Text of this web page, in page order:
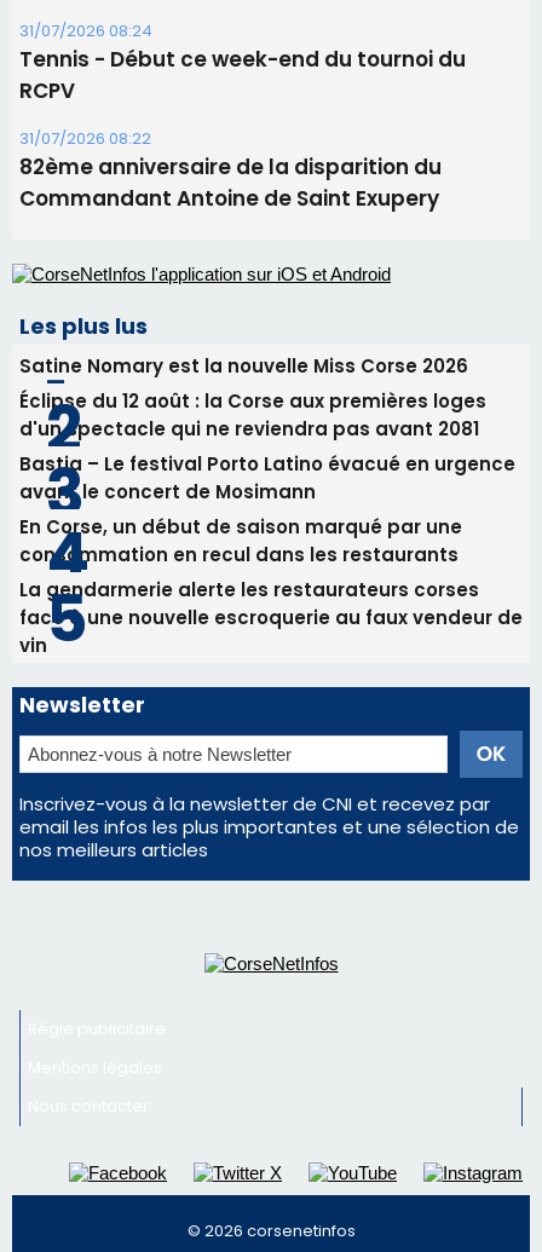
31/07/2026 08:24
Tennis - Début ce week-end du tournoi du
RCPV
31/07/2026 08:22
82ème anniversaire de la disparition du
Commandant Antoine de Saint Exupery
Les plus lus
Satine Nomary est la nouvelle Miss Corse 2026
Éclipse du 12 août : la Corse aux premières loges
d'un spectacle qui ne reviendra pas avant 2081
Bastia – Le festival Porto Latino évacué en urgence
avant le concert de Mosimann
En Corse, un début de saison marqué par une
consommation en recul dans les restaurants
La gendarmerie alerte les restaurateurs corses
face à une nouvelle escroquerie au faux vendeur de
vin
Newsletter
Inscrivez-vous à la newsletter de CNI et recevez par
email les infos les plus importantes et une sélection de
nos meilleurs articles
© 2026 corsenetinfos